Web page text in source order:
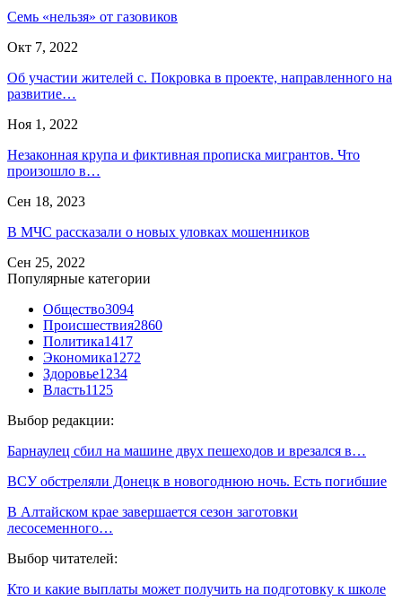
Семь «нельзя» от газовиков
Окт 7, 2022
Об участии жителей с. Покровка в проекте, направленного на
развитие…
Ноя 1, 2022
Незаконная крупа и фиктивная прописка мигрантов. Что
произошло в…
Сен 18, 2023
В МЧС рассказали о новых уловках мошенников
Сен 25, 2022
Популярные категории
Общество3094
Происшествия2860
Политика1417
Экономика1272
Здоровье1234
Власть1125
Выбор редакции:
Барнаулец сбил на машине двух пешеходов и врезался в…
ВСУ обстреляли Донецк в новогоднюю ночь. Есть погибшие
В Алтайском крае завершается сезон заготовки
лесосеменного…
Выбор читателей:
Кто и какие выплаты может получить на подготовку к школе